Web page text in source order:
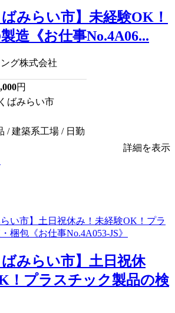
ばみらい市】未経験OK！
造《お仕事No.4A06...
グ株式会社
円
ばみらい市
/ 建築系工場 / 日勤
詳細を表示
ばみらい市】土日祝休
！プラスチック製品の検